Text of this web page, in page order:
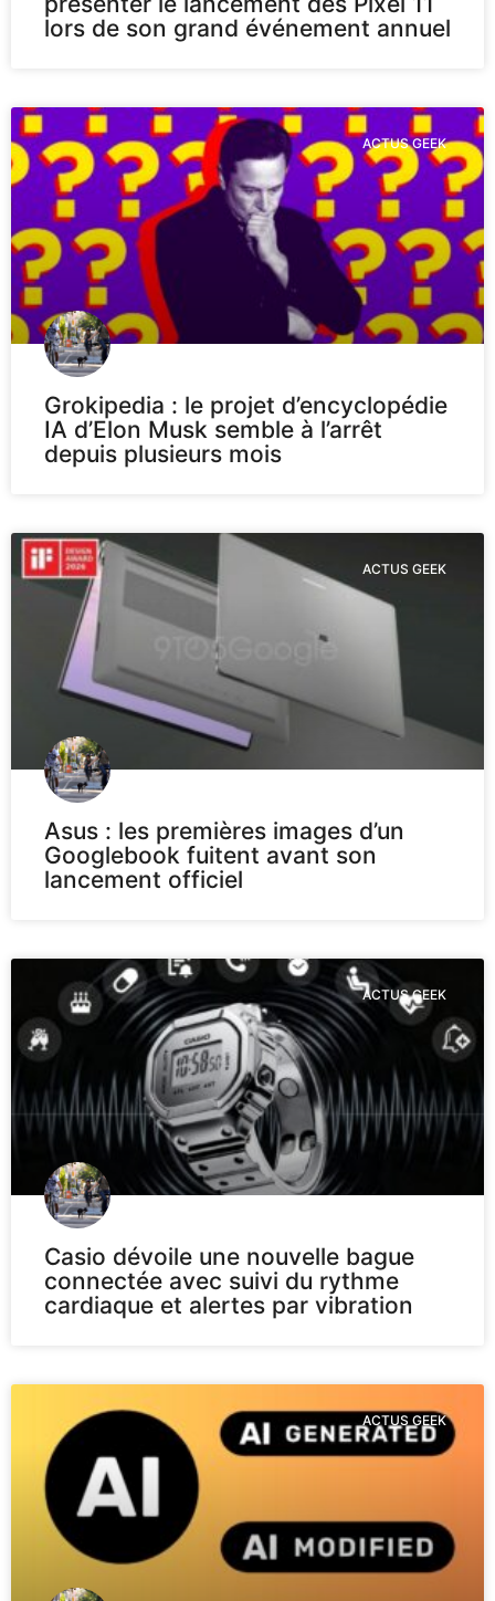
lors de son grand événement annuel
ACTUS GEEK
Grokipedia : le projet d’encyclopédie
IA d’Elon Musk semble à l’arrêt
depuis plusieurs mois
ACTUS GEEK
Asus : les premières images d’un
Googlebook fuitent avant son
lancement officiel
ACTUS GEEK
Casio dévoile une nouvelle bague
connectée avec suivi du rythme
cardiaque et alertes par vibration
ACTUS GEEK